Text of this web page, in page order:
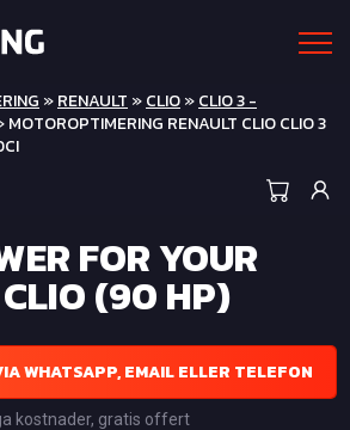
»RENAULT »CLIO»CLIO 3 -
MOTOROPTIMERING RENAULT CLIO CLIO 3
FOR YOUR
(90 HP)
WHATSAPP, EMAIL ELLER TELEFON
kostnader, gratis offert